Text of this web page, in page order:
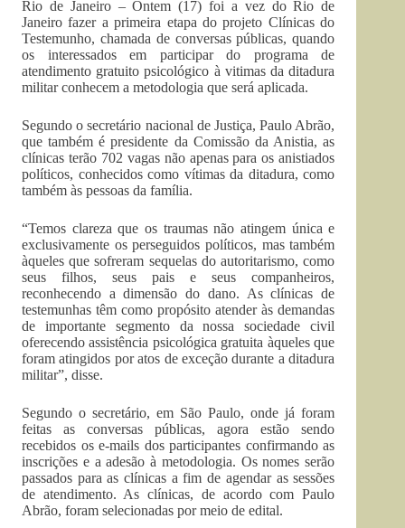
Rio de Janeiro – Ontem (17) foi a vez do Rio de
Janeiro fazer a primeira etapa do projeto Clínicas do
Testemunho, chamada de conversas públicas, quando
os interessados em participar do programa de
atendimento gratuito psicológico à vitimas da ditadura
militar conhecem a metodologia que será aplicada.
Segundo o secretário nacional de Justiça, Paulo Abrão,
que também é presidente da Comissão da Anistia, as
clínicas terão 702 vagas não apenas para os anistiados
políticos, conhecidos como vítimas da ditadura, como
também às pessoas da família.
“Temos clareza que os traumas não atingem única e
exclusivamente os perseguidos políticos, mas também
àqueles que sofreram sequelas do autoritarismo, como
seus filhos, seus pais e seus companheiros,
reconhecendo a dimensão do dano. As clínicas de
testemunhas têm como propósito atender às demandas
de importante segmento da nossa sociedade civil
oferecendo assistência psicológica gratuita àqueles que
foram atingidos por atos de exceção durante a ditadura
militar”, disse.
Segundo o secretário, em São Paulo, onde já foram
feitas as conversas públicas, agora estão sendo
recebidos os e-mails dos participantes confirmando as
inscrições e a adesão à metodologia. Os nomes serão
passados para as clínicas a fim de agendar as sessões
de atendimento. As clínicas, de acordo com Paulo
Abrão, foram selecionadas por meio de edital.